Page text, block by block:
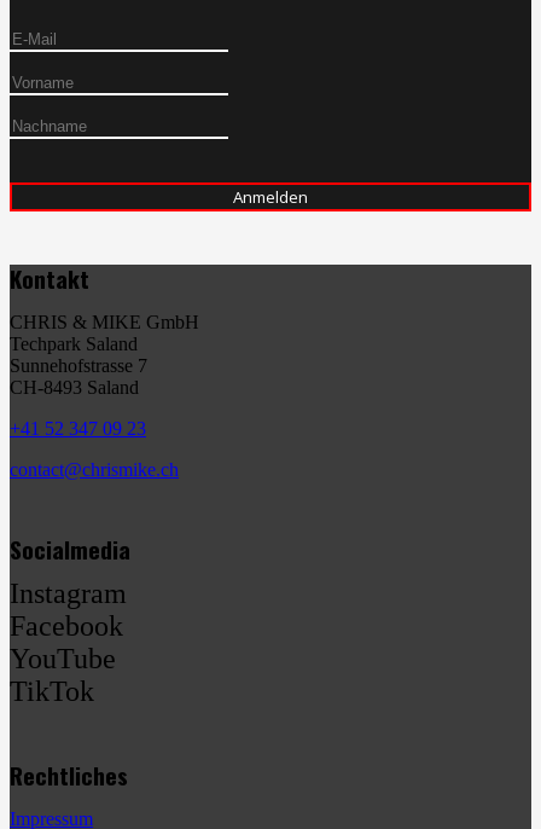
Kontakt
CHRIS & MIKE GmbH
Techpark Saland
Sunnehofstrasse 7
CH-8493 Saland
+41 52 347 09 23
contact@chrismike.ch
Socialmedia
Instagram
Facebook
YouTube
TikTok
Rechtliches
Impressum